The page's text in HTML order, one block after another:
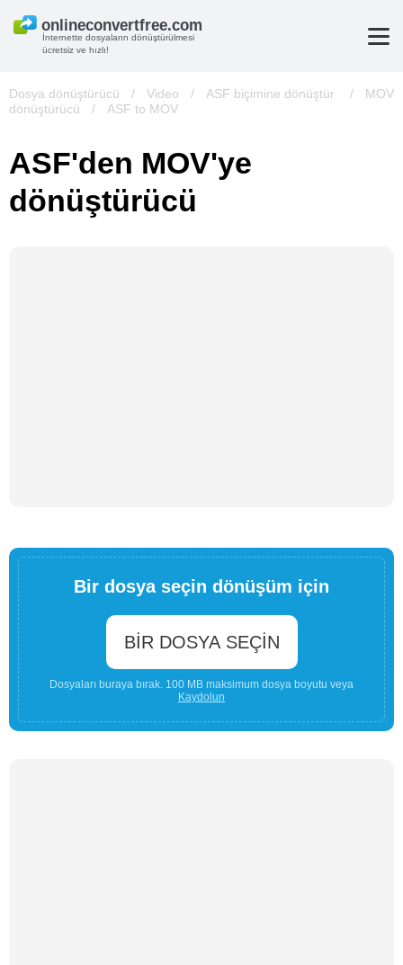
İnternette dosyaların dönüştürülmesi
ücretsiz ve hızlı!
Dosya dönüştürücü / Video / ASF biçimine dönüştür /
MOV
dönüştürücü
/ ASF to MOV
ASF'den MOV'ye
dönüştürücü
Bir dosya seçin dönüşüm için
BIR DOSYA SEÇIN
Dosyaları buraya bırak. 100 MB maksimum dosya boyutu veya
Kaydolun